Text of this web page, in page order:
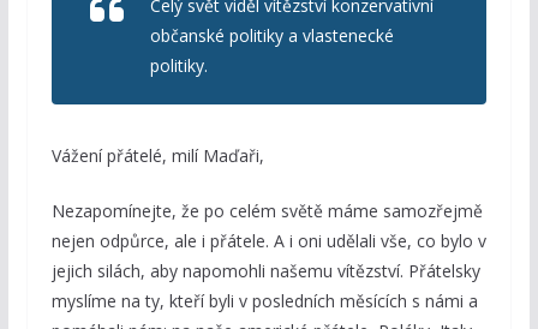
Celý svět viděl vítězství konzervativní
občanské politiky a vlastenecké
politiky.
Vážení přátelé, milí Maďaři,
Nezapomínejte, že po celém světě máme samozřejmě
nejen odpůrce, ale i přátele. A i oni udělali vše, co bylo v
jejich silách, aby napomohli našemu vítězství. Přátelsky
myslíme na ty, kteří byli v posledních měsících s námi a